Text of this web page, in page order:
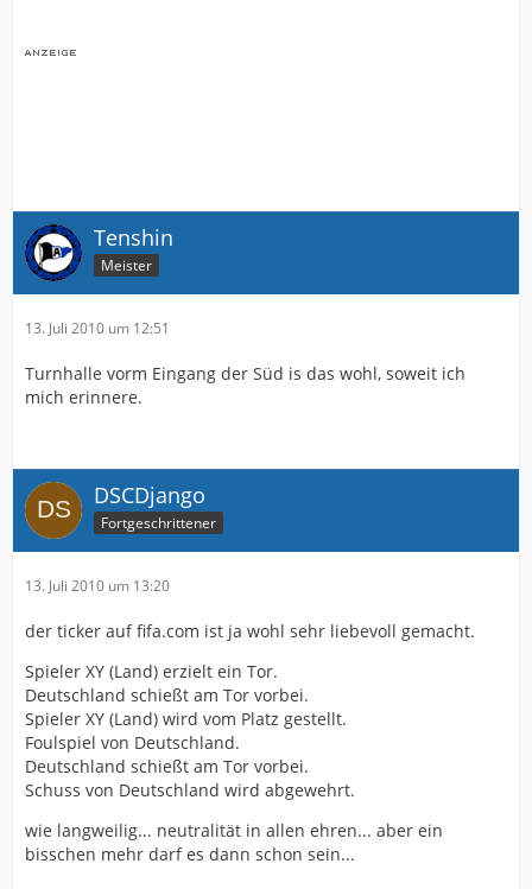
Tenshin
Meister
13. Juli 2010 um 12:51
Turnhalle vorm Eingang der Süd is das wohl, soweit ich
mich erinnere.
DSCDjango
Fortgeschrittener
13. Juli 2010 um 13:20
der ticker auf fifa.com ist ja wohl sehr liebevoll gemacht.
Spieler XY (Land) erzielt ein Tor.
Deutschland schießt am Tor vorbei.
Spieler XY (Land) wird vom Platz gestellt.
Foulspiel von Deutschland.
Deutschland schießt am Tor vorbei.
Schuss von Deutschland wird abgewehrt.
wie langweilig... neutralität in allen ehren... aber ein
bisschen mehr darf es dann schon sein...